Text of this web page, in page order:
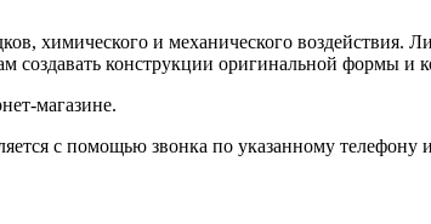
химического и механического воздействия.
создавать конструкции оригинальной формы и
магазине.
с помощью звонка по указанному телефону